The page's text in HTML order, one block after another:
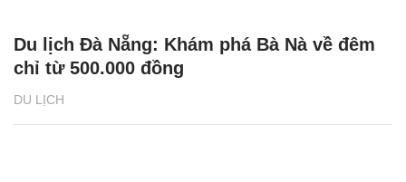
DU LỊCH
Du lịch Đà Nẵng: Khám phá Bà Nà về đêm
chỉ từ 500.000 đồng